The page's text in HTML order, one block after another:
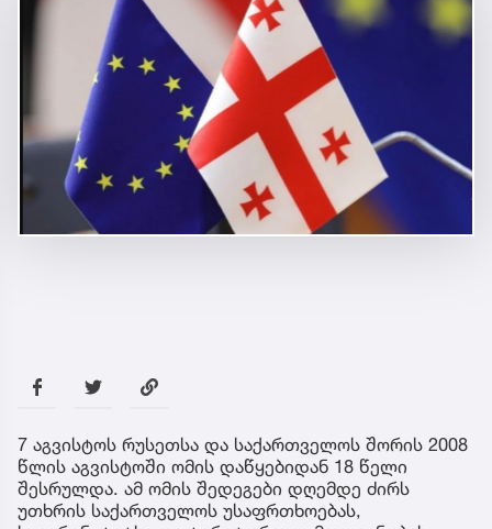
7 აგვისტოს რუსეთსა და საქართველოს შორის 2008
წლის აგვისტოში ომის დაწყებიდან 18 წელი
შესრულდა. ამ ომის შედეგები დღემდე ძირს
უთხრის საქართველოს უსაფრთხოებას,